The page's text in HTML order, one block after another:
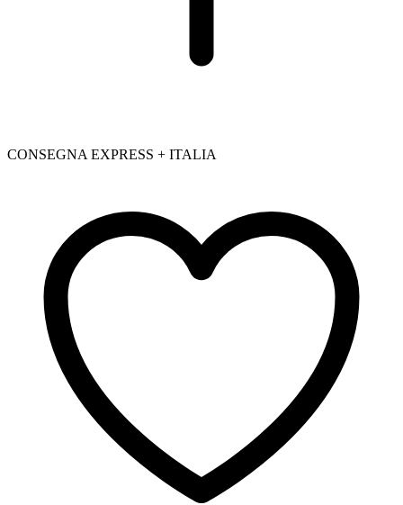
CONSEGNA EXPRESS + ITALIA